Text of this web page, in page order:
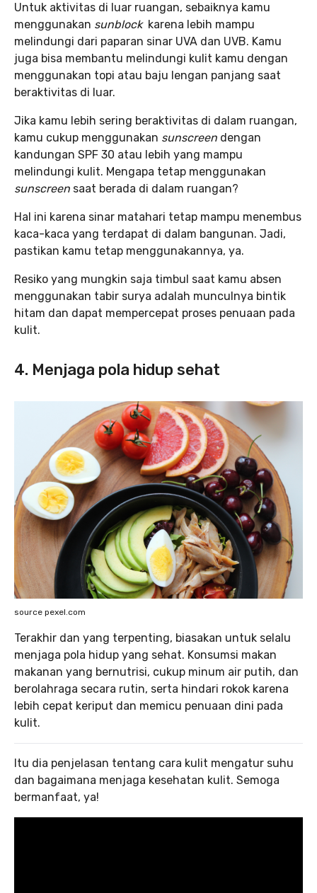
Untuk aktivitas di luar ruangan, sebaiknya kamu
menggunakan sunblock karena lebih mampu
melindungi dari paparan sinar UVA dan UVB. Kamu
juga bisa membantu melindungi kulit kamu dengan
menggunakan topi atau baju lengan panjang saat
beraktivitas di luar.
Jika kamu lebih sering beraktivitas di dalam ruangan,
kamu cukup menggunakan sunscreen dengan
kandungan SPF 30 atau lebih yang mampu
melindungi kulit. Mengapa tetap menggunakan
sunscreen saat berada di dalam ruangan?
Hal ini karena sinar matahari tetap mampu menembus
kaca-kaca yang terdapat di dalam bangunan. Jadi,
pastikan kamu tetap menggunakannya, ya.
Resiko yang mungkin saja timbul saat kamu absen
menggunakan tabir surya adalah munculnya bintik
hitam dan dapat mempercepat proses penuaan pada
kulit.
4. Menjaga pola hidup sehat
source pexel.com
Terakhir dan yang terpenting, biasakan untuk selalu
menjaga pola hidup yang sehat. Konsumsi makan
makanan yang bernutrisi, cukup minum air putih, dan
berolahraga secara rutin, serta hindari rokok karena
lebih cepat keriput dan memicu penuaan dini pada
kulit.
Itu dia penjelasan tentang cara kulit mengatur suhu
dan bagaimana menjaga kesehatan kulit. Semoga
bermanfaat, ya!